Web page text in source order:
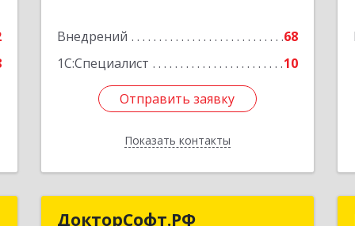
Внедрений
68
1С:Специалист
10
Отправить заявку
Показать контакты
пом.6
Отправить заявку
Назад
ДокторСофт.РФДокторСофт.РФ